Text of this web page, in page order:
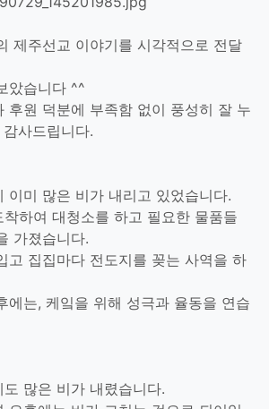
제주선교 이야기를 시각적으로 전달
았습니다 ^^
후원 덕분에 부족함 없이 풍성히 잘 누
사드립니다.
이미 많은 비가 내리고 있었습니다.
하여 대청소를 하고 필요한 물품들
가졌습니다.
고 집집마다 전도지를 꽂는 사역을 하
에는, 케잌을 위해 성극과 율동을 연습
많은 비가 내렸습니다.